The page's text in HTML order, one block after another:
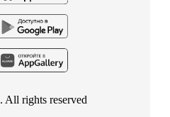
. All rights reserved